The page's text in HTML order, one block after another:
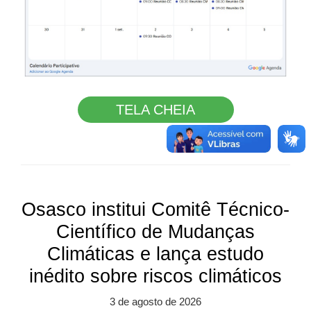
TELA CHEIA
Osasco institui Comitê Técnico-
Científico de Mudanças
Climáticas e lança estudo
inédito sobre riscos climáticos
3 de agosto de 2026